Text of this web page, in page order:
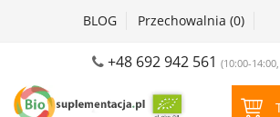
BLOG Przechowalnia (0)
+48 692 942 561 (10:00-